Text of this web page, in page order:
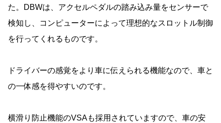
た。DBWは、アクセルペダルの踏み込み量をセンサーで
検知し、コンピューターによって理想的なスロットル制御
を行ってくれるものです。
ドライバーの感覚をより車に伝えられる機能なので、車と
の一体感を得やすいのです。
横滑り防止機能のVSAも採用されていますので、車の安